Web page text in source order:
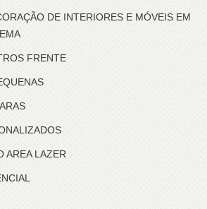
DE INTERIORES E MÓVEIS EM
FRENTE
AREA LAZER